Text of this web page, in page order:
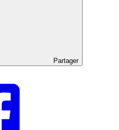
Partager